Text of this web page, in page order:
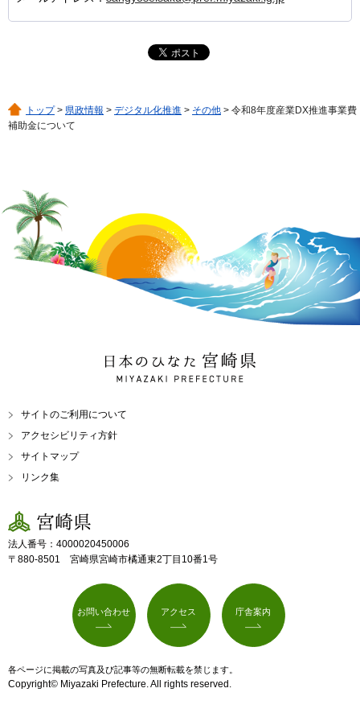
トップ> 県政情報 > デジタル化推進 > その他 > 令和8年度産業DX推進事業費
補助金について
日本のひなた 宮崎県
MIYAZAKI PREFECTURE
サイトのご利用について
アクセシビリティ方針
サイトマップ
リンク集
宮崎県
法人番号：4000020450006
〒880-8501 宮崎県宮崎市橘通東2丁目10番1号
お問い合わせ アクセス 庁舎案内
各ページに掲載の写真及び記事等の無断転載を禁じます。
Copyright© Miyazaki Prefecture. All rights reserved.